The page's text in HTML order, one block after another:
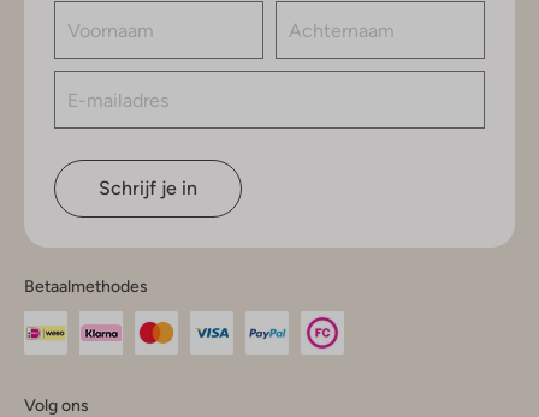
Schrijf je in
Betaalmethodes
Volg ons